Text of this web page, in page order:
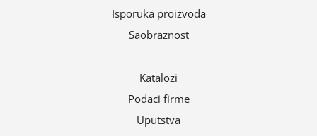
Isporuka proizvoda
Saobraznost
Katalozi
Podaci firme
Uputstva